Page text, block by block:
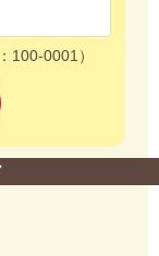
100-0001）